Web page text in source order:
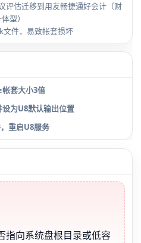
评估迁移到用友畅捷通好会计（财
型）
文件，易致帐套损坏
套大小3倍
为U8默认输出位置
重启U8服务
指向系统盘根目录或低容